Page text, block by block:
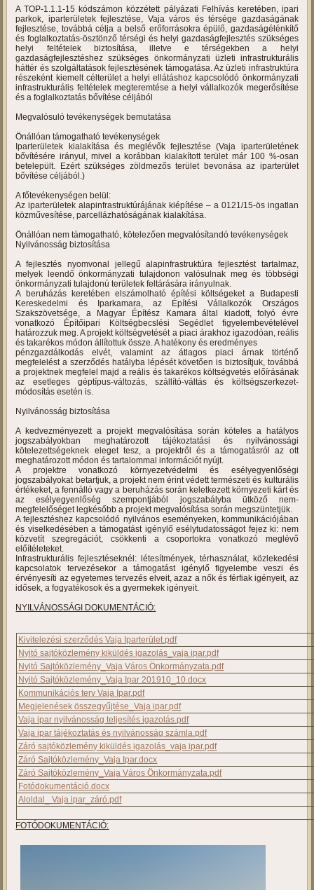
IPARTERÜLET FEJLESZTÉSE A
ROHODI ÚT MENTÉN
„IPARTERÜLET FEJLESZTÉSE A ROHODI ÚT MENTÉN”
TOP-1.1.1-15-SB1-2016-00008
PROJEKT RÖVID BEMUTATÁSA
KEDVEZMÉNYEZETT NEVE: VAJA VÁROS ÖNKORMÁNYZATA
TÁMOGATÁS ÖSSZEGE: 177.080.709 FT
TÁMOGATÁS MÉRTÉKE: 100 %
PROJEKT TARTALMÁNAK RÖVID BEMUTATÁSA
A TOP-1.1.1-15 kódszámon közzétett pályázati Felhívás keretében, ipari
parkok, iparterületek fejlesztése, Vaja város és térsége gazdaságának
fejlesztése, továbbá célja a belső erőforrásokra épülő, gazdaságélénkítő
és foglalkoztatás-ösztönző térségi és helyi gazdaságfejlesztés szükséges
helyi feltételek biztosítása, illetve e térségekben a helyi
gazdaságfejlesztéshez szükséges önkormányzati üzleti infrastrukturális
háttér és szolgáltatások fejlesztésének támogatása. Az üzleti infrastruktúra
részeként kiemelt célterület a helyi ellátáshoz kapcsolódó önkormányzati
infrastrukturális feltételek megteremtése a helyi vállalkozók megerősítése
és a foglalkoztatás bővítése céljából
Megvalósuló tevékenységek bemutatása
Önállóan támogatható tevékenységek
Iparterületek kialakítása és meglévők fejlesztése (Vaja iparterületének
bővítésére irányul, mivel a korábban kialakított terület már 100 %-osan
betelepült. Ezért szükséges zöldmezős terület bevonása az iparterület
bővítése céljából.)
A főtevékenységen belül:
Az iparterületek alapinfrastruktúrájának kiépítése – a 0121/15-ös ingatlan
közművesítése, parcellázhatóságának kialakítása.
Önállóan nem támogatható, kötelezően megvalósítandó tevékenységek
Nyilvánosság biztosítása
A fejlesztés nyomvonal jellegű alapinfrastruktúra fejlesztést tartalmaz,
melyek leendő önkormányzati tulajdonon valósulnak meg és többségi
önkormányzati tulajdonú területek feltárására irányulnak.
A beruházás keretében elszámolható építési költségeket a Budapesti
Kereskedelmi és Iparkamara, az Építési Vállalkozók Országos
Szakszövetsége, a Magyar Építész Kamara által kiadott, folyó évre
vonatkozó Építőipari Költségbecslési Segédlet figyelembevételével
határozzuk meg. A projekt költségvetését a piaci árakhoz igazodóan, reális
és takarékos módon állítottuk össze. A hatékony és eredményes
pénzgazdálkodás elvét, valamint az átlagos piaci árnak történő
megfelelést a szerződés hatályba lépését követően is biztosítjuk, továbbá
a projektnek megfelel majd a reális és takarékos költségvetés előírásának
az esetleges géptípus-változás, szállító-váltás és költségszerkezet-
módosítás esetén is.
Nyilvánosság biztosítása
A kedvezményezett a projekt megvalósítása során köteles a hatályos
jogszabályokban meghatározott tájékoztatási és nyilvánossági
meghatározott módon és tartalommal információt nyújt.
A projektre vonatkozó környezetvédelmi és esélyegyenlőségi
jogszabályokat betartjuk, a projekt nem érint védett természeti és kulturális
értékeket, a fennálló vagy a beruházás során keletkezett környezeti kárt és
az esélyegyenlőség szempontjából jogszabályba ütköző nem-
megfelelőséget legkésőbb a projekt megvalósítása során megszüntetjük.
A fejlesztéshez kapcsolódó nyilvános eseményeken, kommunikációjában
és viselkedésében a támogatást igénylő esélytudatosságot fejez ki: nem
közvetít szegregációt, csökkenti a csoportokra vonatkozó meglévő
előítéleteket.
Infrastrukturális fejlesztéseknél: létesítmények, térhasználat, közlekedési
kapcsolatok tervezésekor a támogatást igénylő figyelembe veszi és
érvényesíti az egyetemes tervezés elveit, azaz a nők és férfiak igényeit, az
idősek, a fogyatékosok és a gyermekek igényeit.
NYILVÁNOSSÁGI DOKUMENTÁCIÓ:
Nyitó sajtóközlemény kiküldés igazolás_vaja ipar.pdf